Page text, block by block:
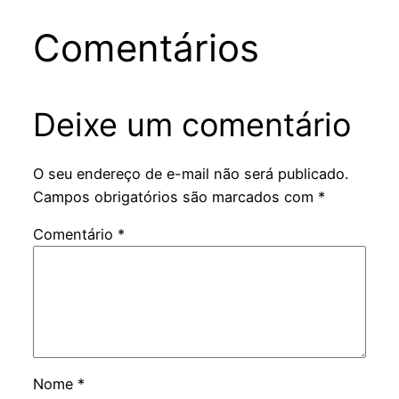
Comentários
Deixe um comentário
O seu endereço de e-mail não será publicado.
Campos obrigatórios são marcados com *
Comentário *
Nome *